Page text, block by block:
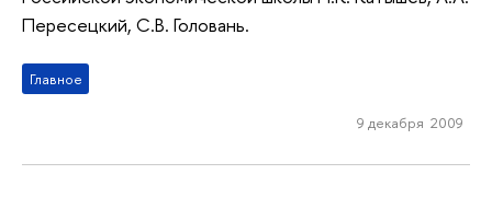
Пересецкий, С.В. Головань.
Главное
9 декабря 2009